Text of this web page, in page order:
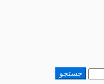
جستجو